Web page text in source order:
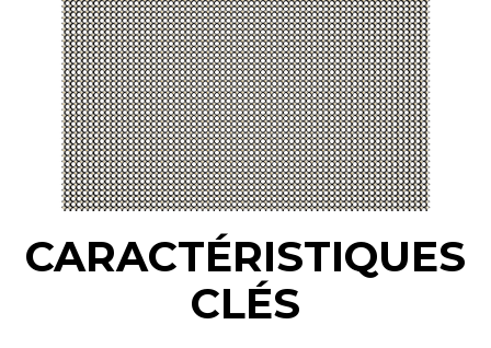
CARACTÉRISTIQUES
CLÉS